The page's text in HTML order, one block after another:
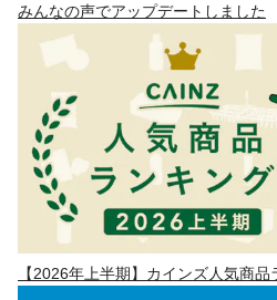
みんなの声でアップデートしました
【2026年上半期】カインズ人気商品